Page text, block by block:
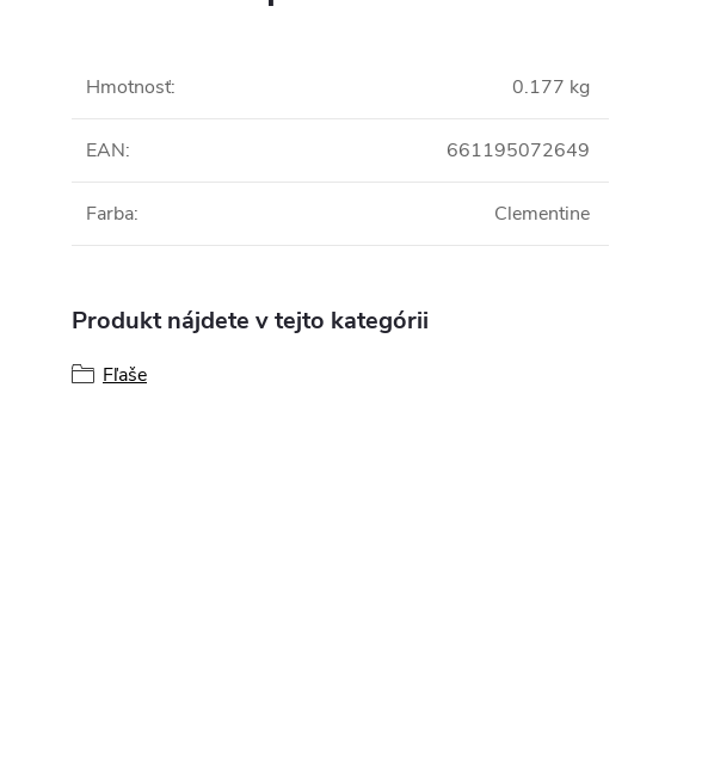
Hmotnosť: 0.177 kg
EAN: 661195072649
Farba: Clementine
Produkt nájdete v tejto kategórii
Fľaše